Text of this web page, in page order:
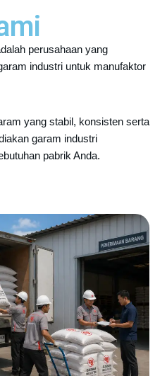
perusahaan yang
industri untuk manufaktor
yang stabil, konsisten serta
garam industri
pabrik Anda.